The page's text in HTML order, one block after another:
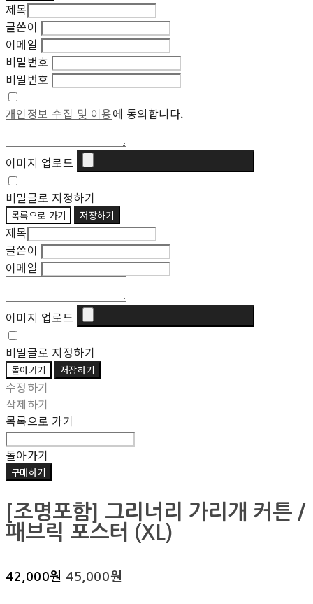
제목
글쓴이
이메일
비밀번호
비밀번호
개인정보 수집 및 이용에 동의합니다.
이미지 업로드
비밀글로 지정하기
목록으로 가기 저장하기
제목
글쓴이
이메일
이미지 업로드
비밀글로 지정하기
돌아가기 저장하기
수정하기
삭제하기
목록으로 가기
돌아가기
구매하기
[조명포함] 그리너리 가리개 커튼 /
패브릭 포스터 (XL)
42,000원 45,000원